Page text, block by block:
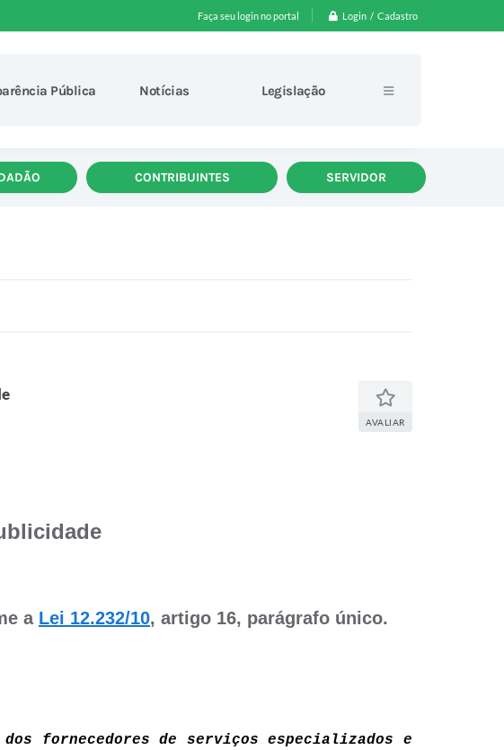
Faça seu login no portal Login / Cadastro
Pública Notícias Legislação
CONTRIBUINTES SERVIDOR
AVALIAR
a Lei 12.232/10, artigo 16, parágrafo único.
fornecedores de serviços especializados e